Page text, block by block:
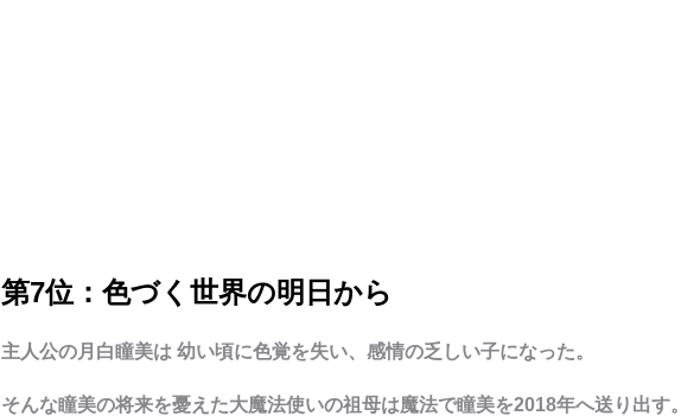
第7位：色づく世界の明日から
主人公の月白瞳美は 幼い頃に色覚を失い、感情の乏しい子になった。
そんな瞳美の将来を憂えた大魔法使いの祖母は魔法で瞳美を2018年へ送り出す。